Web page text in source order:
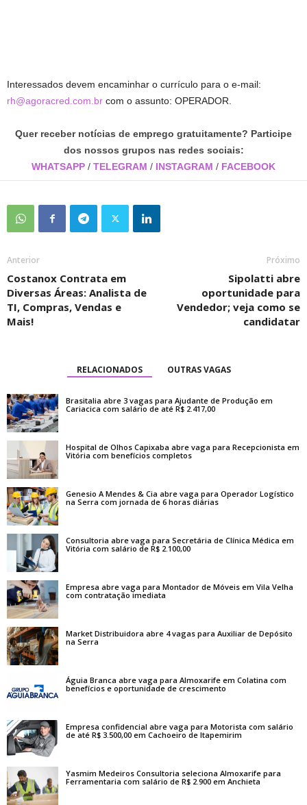
Interessados devem encaminhar o currículo para o e-mail:
rh@agoracred.com.br com o assunto: OPERADOR.
Quer receber notícias de emprego gratuitamente? Participe
dos nossos grupos nas redes sociais:
WHATSAPP / TELEGRAM / INSTAGRAM / FACEBOOK
Anterior
Costanox Contrata em
Diversas Áreas: Analista de
TI, Compras, Vendas e
Mais!
Próximo
Sipolatti abre
oportunidade para
Vendedor; veja como se
candidatar
RELACIONADOS OUTRAS VAGAS
Brasitalia abre 3 vagas para Ajudante de Produção em
Cariacica com salário de até R$ 2.417,00
Hospital de Olhos Capixaba abre vaga para Recepcionista em
Vitória com benefícios completos
Genesio A Mendes & Cia abre vaga para Operador Logístico
na Serra com jornada de 6 horas diárias
Consultoria abre vaga para Secretária de Clínica Médica em
Vitória com salário de R$ 2.100,00
Empresa abre vaga para Montador de Móveis em Vila Velha
com contratação imediata
Market Distribuidora abre 4 vagas para Auxiliar de Depósito
na Serra
Águia Branca abre vaga para Almoxarife em Colatina com
benefícios e oportunidade de crescimento
Empresa confidencial abre vaga para Motorista com salário
de até R$ 3.500,00 em Cachoeiro de Itapemirim
Yasmim Medeiros Consultoria seleciona Almoxarife para
Ferramentaria com salário de R$ 2.900 em Anchieta